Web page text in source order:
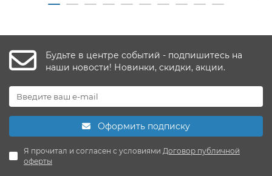
Будьте в центре событий - подпишитесь на
наши новости! Новинки, скидки, акции.
Оформить подписку
Я прочитал и согласен с условиями Договор публичной
оферты